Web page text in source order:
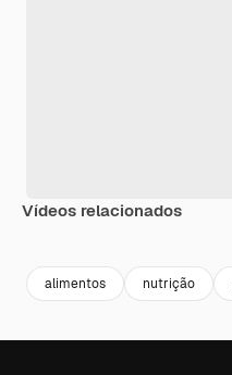
Vídeos relacionados
alimentos nutrição